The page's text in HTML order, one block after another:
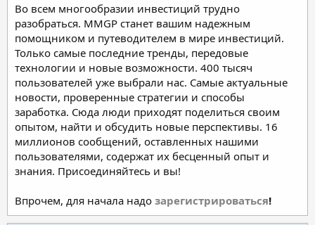
Во всем многообразии инвестиций трудно
разобраться. MMGP станет вашим надежным
помощником и путеводителем в мире инвестиций.
Только самые последние тренды, передовые
технологии и новые возможности. 400 тысяч
пользователей уже выбрали нас. Самые актуальные
новости, проверенные стратегии и способы
заработка. Сюда люди приходят поделиться своим
опытом, найти и обсудить новые перспективы. 16
миллионов сообщений, оставленных нашими
пользователями, содержат их бесценный опыт и
знания. Присоединяйтесь и вы!
Впрочем, для начала надо зарегистрироваться!